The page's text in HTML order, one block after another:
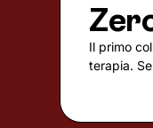
Il primo
terapia.